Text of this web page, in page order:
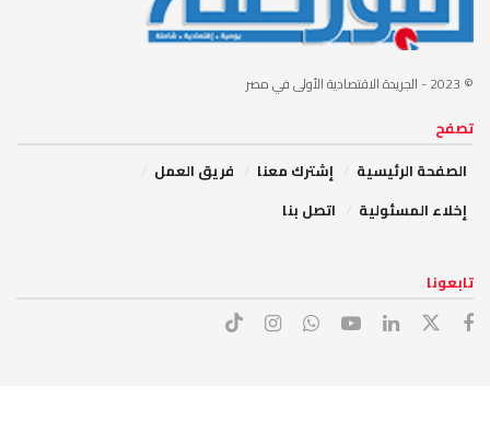
© 2023 - الجريدة الاقتصادية الأولى في مصر
تصفح
الصفحة الرئيسية
إشترك معنا
فريق العمل
إخلاء المسئولية
اتصل بنا
تابعونا